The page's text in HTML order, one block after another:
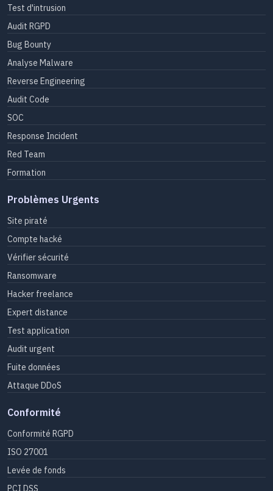
Test d'intrusion
Audit RGPD
Bug Bounty
Analyse Malware
Reverse Engineering
Audit Code
SOC
Response Incident
Red Team
Formation
Problèmes Urgents
Site piraté
Compte hacké
Vérifier sécurité
Ransomware
Hacker freelance
Expert distance
Test application
Audit urgent
Fuite données
Attaque DDoS
Conformité
Conformité RGPD
ISO 27001
Levée de fonds
PCI DSS